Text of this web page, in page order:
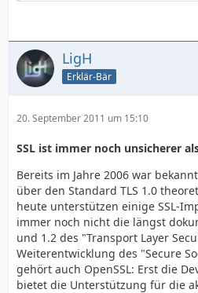
LigH
Erklär-Bär
20. September 2011 um 15:10
SSL ist immer noch unsicherer
Bereits im Jahre 2006 war
über den Standard TLS 1.0
heute unterstützen einige SSL-
immer noch nicht die längst
und 1.2 des "Transport Layer
Weiterentwicklung des "Secure
gehört auch OpenSSL: Erst die
bietet die Unterstützung für die